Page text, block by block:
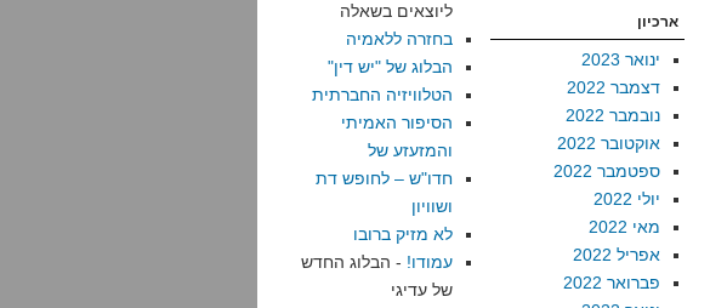
ארכיון
ינואר 2023
דצמבר 2022
נובמבר 2022
אוקטובר 2022
ספטמבר 2022
יולי 2022
מאי 2022
אפריל 2022
פברואר 2022
ליוצאים בשאלה
בחזרה ללאמיה
הבלוג של "יש דין"
הטלוויזיה החברתית
הסיפור האמיתי
והמזעזע של
חדו"ש – לחופש דת
ושוויון
לא מזיק ברובו
עמודו! - הבלוג החדש
של עדיגי